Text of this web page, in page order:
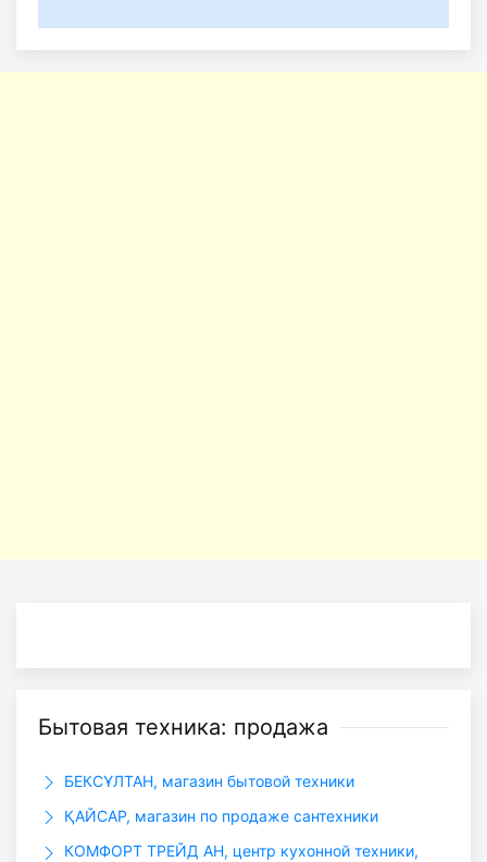
Бытовая техника: продажа
БЕКСҰЛТАН, магазин бытовой техники
ҚАЙСАР, магазин по продаже сантехники
КОМФОРТ ТРЕЙД АН, центр кухонной техники,